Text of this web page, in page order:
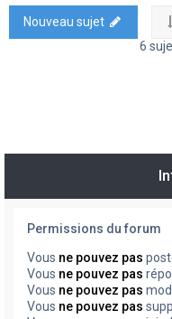
Nouveau sujet
6
Permissions du forum
Vous ne pouvez pas
Vous ne pouvez pas
Vous ne pouvez pas
Vous ne pouvez pas